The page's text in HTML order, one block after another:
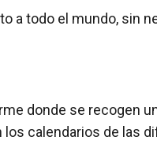
a todo el mundo, sin
donde se recogen
los calendarios de las